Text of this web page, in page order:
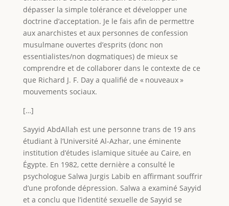
dépasser la simple tolérance et développer une
doctrine d’acceptation. Je le fais afin de permettre
aux anarchistes et aux personnes de confession
musulmane ouvertes d’esprits (donc non
essentialistes/non dogmatiques) de mieux se
comprendre et de collaborer dans le contexte de ce
que Richard J. F. Day a qualifié de « nouveaux »
mouvements sociaux.
[…]
Sayyid AbdAllah est une personne trans de 19 ans
étudiant à l’Université Al-Azhar, une éminente
institution d’études islamique située au Caire, en
Égypte. En 1982, cette dernière a consulté le
psychologue Salwa Jurgis Labib en affirmant souffrir
d’une profonde dépression. Salwa a examiné Sayyid
et a conclu que l’identité sexuelle de Sayyid se